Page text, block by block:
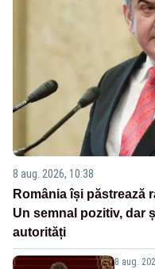
8 aug. 2026, 10:38
România își păstrează
Un semnal pozitiv, dar
autorități
8 aug.